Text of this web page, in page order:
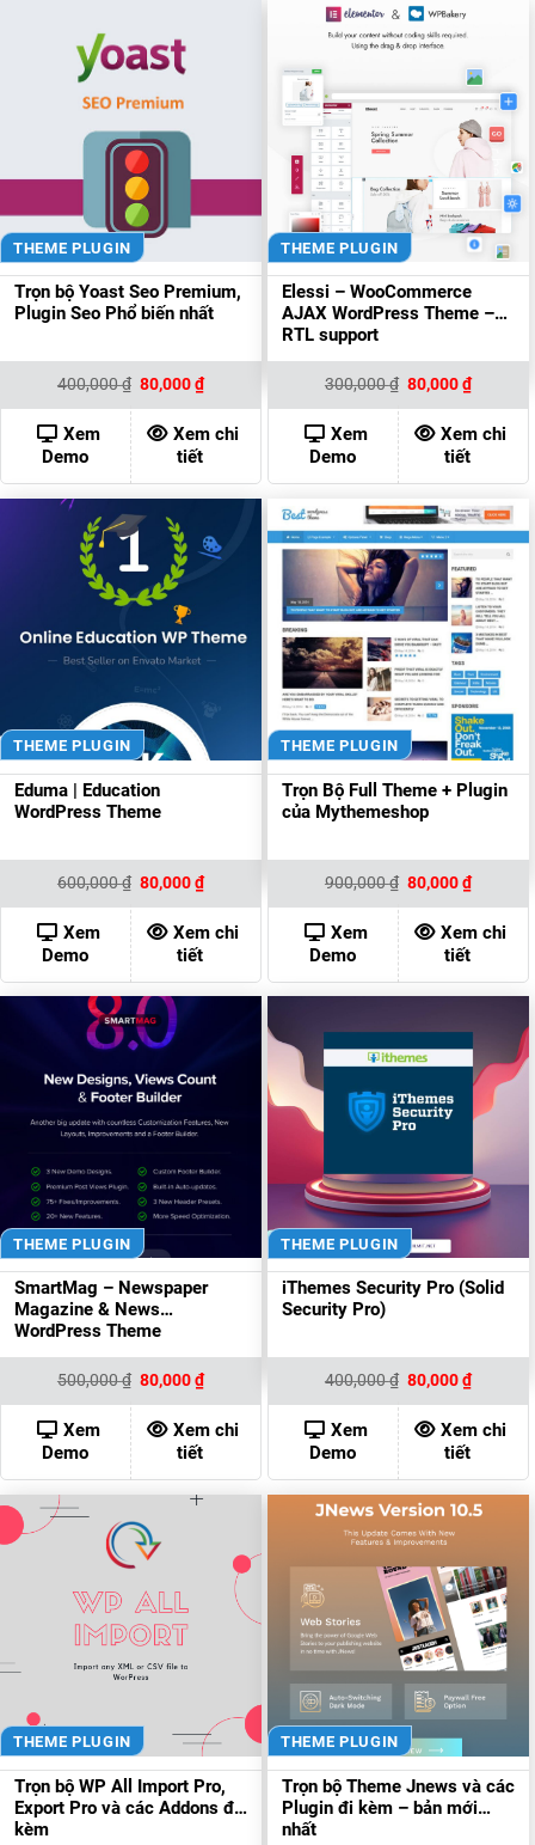
THEME PLUGIN
Trọn bộ Yoast Seo Premium,
Plugin Seo Phổ biến nhất
400,000₫ Giá
gốc
là:
400,000 ₫.
80,000₫Giá
hiện
tại
là:
80,000 ₫.
Xem
Demo
Xem chi
tiết
THEME PLUGIN
Elessi – WooCommerce
AJAX WordPress Theme –
RTL support
300,000₫ Giá
gốc
là:
300,000 ₫.
80,000₫Giá
hiện
tại
là:
80,000
Xem
Demo
Xem chi
tiết
THEME PLUGIN
Eduma | Education
WordPress Theme
600,000₫ Giá
gốc
là:
600,000 ₫.
80,000₫Giá
hiện
tại
là:
80,000 ₫.
Xem
Demo
Xem chi
tiết
THEME PLUGIN
Trọn Bộ Full Theme + Plugin
của Mythemeshop
900,000₫ Giá
gốc
là:
900,000 ₫.
80,000₫Giá
hiện
tại
là:
80,000
Xem
Demo
Xem chi
tiết
THEME PLUGIN
SmartMag – Newspaper
Magazine & News
WordPress Theme
500,000₫ Giá
gốc
là:
500,000 ₫.
80,000₫Giá
hiện
tại
là:
80,000 ₫.
Xem
Demo
Xem chi
tiết
THEME PLUGIN
iThemes Security Pro (Solid
Security Pro)
400,000₫ Giá
gốc
là:
400,000 ₫.
80,000₫Giá
hiện
tại
là:
80,000
Xem
Demo
Xem chi
tiết
THEME PLUGIN
Trọn bộ WP All Import Pro,
Export Pro và các Addons đi
kèm
THEME PLUGIN
Trọn bộ Theme Jnews và các
Plugin đi kèm – bản mới
nhất